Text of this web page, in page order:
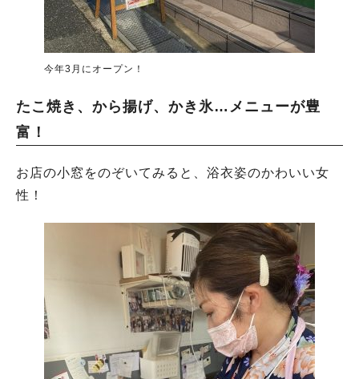
今年3月にオープン！
たこ焼き、から揚げ、かき氷…メニューが豊
富！
お店の小窓をのぞいてみると、浴衣姿のかわいい女
性！